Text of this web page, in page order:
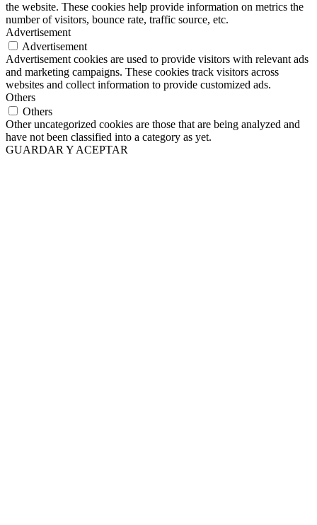
the website. These cookies help provide information on metrics the
number of visitors, bounce rate, traffic source, etc.
Advertisement
Advertisement
Advertisement cookies are used to provide visitors with relevant ads
and marketing campaigns. These cookies track visitors across
websites and collect information to provide customized ads.
Others
Others
Other uncategorized cookies are those that are being analyzed and
have not been classified into a category as yet.
GUARDAR Y ACEPTAR